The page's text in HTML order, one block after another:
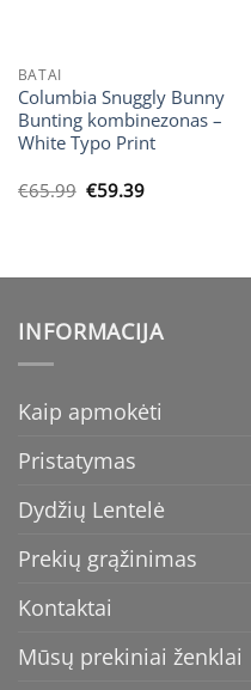
BATAI
Columbia Snuggly Bunny
Bunting kombinezonas –
White Typo Print
€65.99 Original
€59.39Current
INFORMACIJA
Kaip apmokėti
Pristatymas
Dydžių Lentelė
Prekių grąžinimas
Kontaktai
Mūsų prekiniai ženklai